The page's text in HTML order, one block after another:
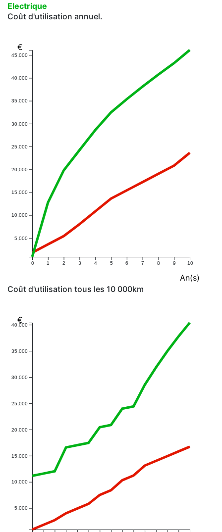
Electrique
Coût d'utilisation annuel.
0 1 2 3 4 5 6 7 8 9 10
5,000
10,000
15,000
20,000
25,000
30,000
35,000
40,000
45,000
An(s)
€
Coût d'utilisation tous les 10 000km
5,000
10,000
15,000
20,000
25,000
30,000
35,000
40,000
€